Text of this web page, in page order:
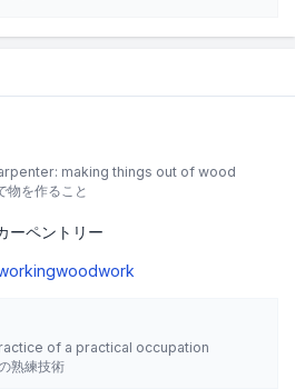
making things out of wood
物を作ること
ーペントリー
woodwork
of a practical occupation
熟練技術